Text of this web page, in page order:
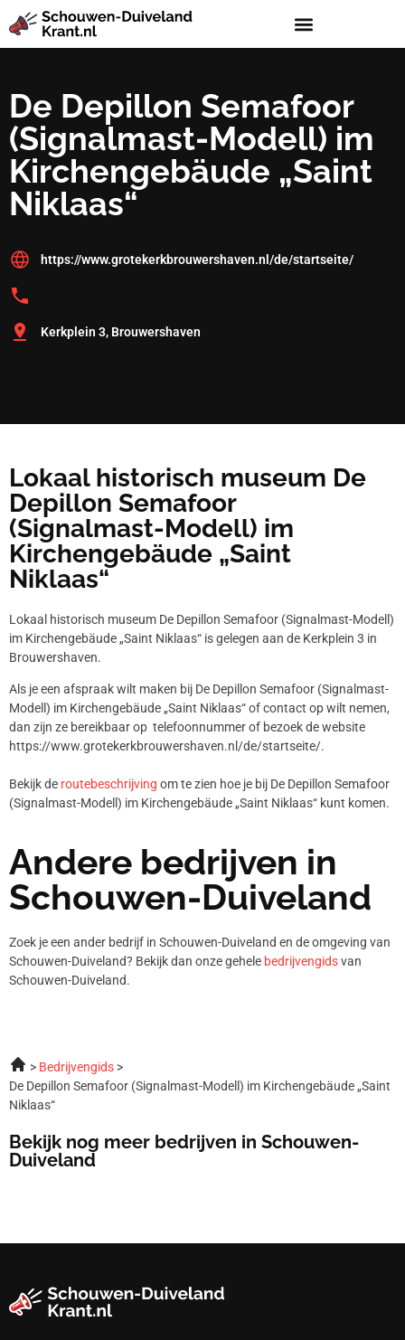
De Depillon Semafoor
(Signalmast-Modell) im
Kirchengebäude „Saint
Niklaas“
https://www.grotekerkbrouwershaven.nl/de/startseite/
Kerkplein 3, Brouwershaven
Lokaal historisch museum De
Depillon Semafoor
(Signalmast-Modell) im
Kirchengebäude „Saint
Niklaas“
Lokaal historisch museum De Depillon Semafoor (Signalmast-Modell)
im Kirchengebäude „Saint Niklaas“ is gelegen aan de Kerkplein 3 in
Brouwershaven.
Als je een afspraak wilt maken bij De Depillon Semafoor (Signalmast-
Modell) im Kirchengebäude „Saint Niklaas“ of contact op wilt nemen,
dan zijn ze bereikbaar op telefoonnummerof bezoek de website
https://www.grotekerkbrouwershaven.nl/de/startseite/.
Bekijk de routebeschrijving om te zien hoe je bij De Depillon Semafoor
(Signalmast-Modell) im Kirchengebäude „Saint Niklaas“ kunt komen.
Andere bedrijven in
Schouwen-Duiveland
Zoek je een ander bedrijf in Schouwen-Duiveland en de omgeving van
Schouwen-Duiveland? Bekijk dan onze gehele bedrijvengidsvan
Schouwen-Duiveland.
Bedrijvengids
De Depillon Semafoor (Signalmast-Modell) im Kirchengebäude „Saint
Niklaas“
Bekijk nog meer bedrijven in Schouwen-
Duiveland